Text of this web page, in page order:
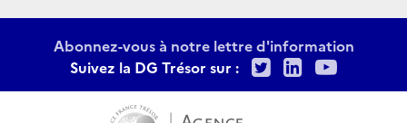
Abonnez-vous à notre lettre d'information
Suivez la DG Trésor sur :
TwitterLinkedIn